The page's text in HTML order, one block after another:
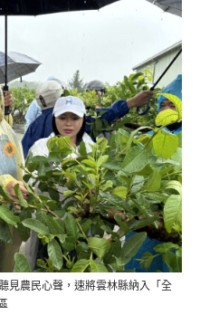
見農民心聲，速將雲林縣納入「全